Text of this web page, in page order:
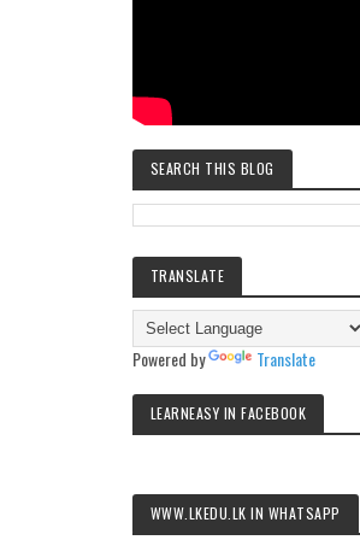
SEARCH THIS BLOG
TRANSLATE
Powered by Translate
LEARNEASY IN FACEBOOK
WWW.LKEDU.LK IN WHATSAPP